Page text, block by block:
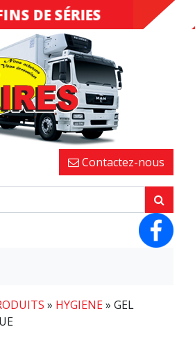
DESTOCKAGE
DE SÉRIES
Contactez-nous
» HYGIENE» GEL